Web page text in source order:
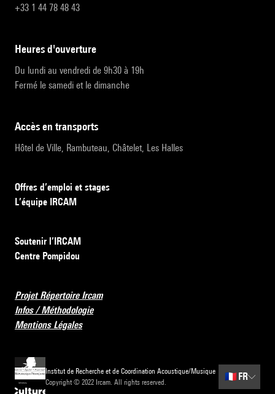
+33 1 44 78 48 43
heures d'ouverture
Du lundi au vendredi de 9h30 à 19h
Fermé le samedi et le dimanche
accès en transports
Hôtel de Ville, Rambuteau, Châtelet, Les Halles
Offres d’emploi et stages
L’équipe IRCAM
Soutenir l’IRCAM
Centre Pompidou
Projet Répertoire Ircam
Infos / Méthodologie
Mentions Légales
Institut de Recherche et de Coordination Acoustique/Musique
Copyright © 2022 Ircam. All rights reserved.
🇫🇷 FR